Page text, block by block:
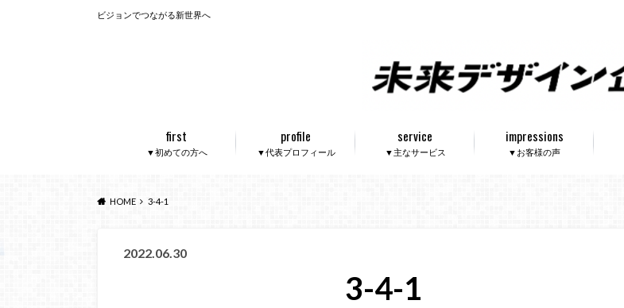
ビジョンでつながる新世界へ
▼初めての方へ
first
▼代表プロフィール
profile
▼主なサービス
service
▼お客様の声
impressions
HOME 3-4-1
2022.06.30
3-4-1